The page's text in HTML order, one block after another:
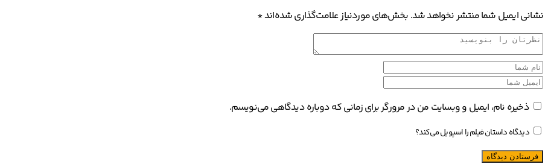
نشانی ایمیل شما منتشر نخواهد شد. بخش‌های موردنیاز علامت‌گذاری شده‌اند*
ذخیره نام، ایمیل و وبسایت من در مرورگر برای زمانی که دوباره دیدگاهی می‌نویسم.
دیدگاه داستان فیلم را اسپویل می‌کند؟